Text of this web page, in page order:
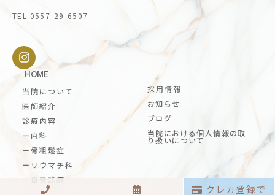
TEL.0557-29-6507
HOME
当院について
医師紹介
診療内容
ー内科
ー骨粗鬆症
ーリウマチ科
ー自費診療
採用情報
お知らせ
ブログ
当院における個人情報の取
り扱いについて
クレカ登録で